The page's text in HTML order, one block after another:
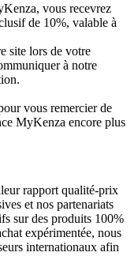
vous recevrez
de 10%, valable à
site lors de votre
à notre
vous remercier de
MyKenza encore plus
rapport qualité-prix
et nos partenariats
sur des produits 100%
expérimentée, nous
internationaux afin